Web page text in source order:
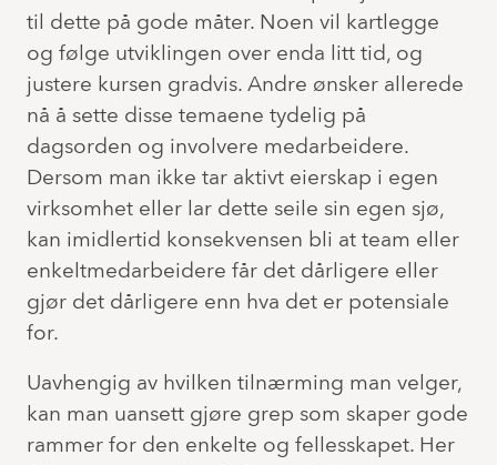
til dette på gode måter. Noen vil kartlegge
og følge utviklingen over enda litt tid, og
justere kursen gradvis. Andre ønsker allerede
nå å sette disse temaene tydelig på
dagsorden og involvere medarbeidere.
Dersom man ikke tar aktivt eierskap i egen
virksomhet eller lar dette seile sin egen sjø,
kan imidlertid konsekvensen bli at team eller
enkeltmedarbeidere får det dårligere eller
gjør det dårligere enn hva det er potensiale
for.
Uavhengig av hvilken tilnærming man velger,
kan man uansett gjøre grep som skaper gode
rammer for den enkelte og fellesskapet. Her